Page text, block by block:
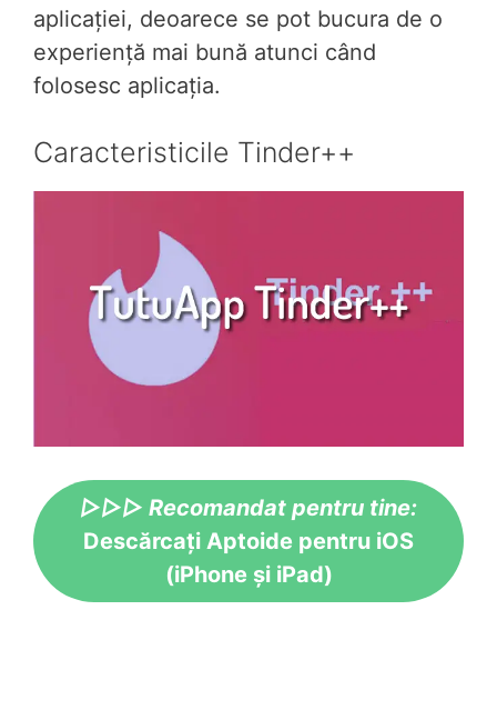
aplicației, deoarece se pot bucura de o
experiență mai bună atunci când
folosesc aplicația.
Caracteristicile Tinder++
▷▷▷ Recomandat pentru tine:
Descărcați Aptoide pentru iOS
(iPhone și iPad)